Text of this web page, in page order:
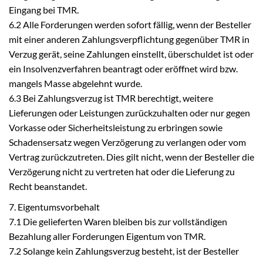
Eingang bei TMR.
6.2 Alle Forderungen werden sofort fällig, wenn der Besteller
mit einer anderen Zahlungsverpflichtung gegenüber TMR in
Verzug gerät, seine Zahlungen einstellt, überschuldet ist oder
ein Insolvenzverfahren beantragt oder eröffnet wird bzw.
mangels Masse abgelehnt wurde.
6.3 Bei Zahlungsverzug ist TMR berechtigt, weitere
Lieferungen oder Leistungen zurückzuhalten oder nur gegen
Vorkasse oder Sicherheitsleistung zu erbringen sowie
Schadensersatz wegen Verzögerung zu verlangen oder vom
Vertrag zurückzutreten. Dies gilt nicht, wenn der Besteller die
Verzögerung nicht zu vertreten hat oder die Lieferung zu
Recht beanstandet.
7. Eigentumsvorbehalt
7.1 Die gelieferten Waren bleiben bis zur vollständigen
Bezahlung aller Forderungen Eigentum von TMR.
7.2 Solange kein Zahlungsverzug besteht, ist der Besteller